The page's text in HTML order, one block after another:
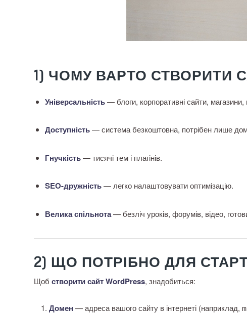
1) ЧОМУ ВАРТО СТВОРИТИ
Універсальність— блоги, корпоративні сайти,
Доступність— система безкоштовна, потрібен лише
Гнучкість— тисячі тем і плагінів.
SEO-дружність— легко налаштовувати оптимізацію.
Велика спільнота— безліч уроків, форумів, відео,
2) ЩО ПОТРІБНО ДЛЯ
Щоб створити сайт WordPress, знадобиться:
Домен — адреса вашого сайту в інтернеті (наприклад,